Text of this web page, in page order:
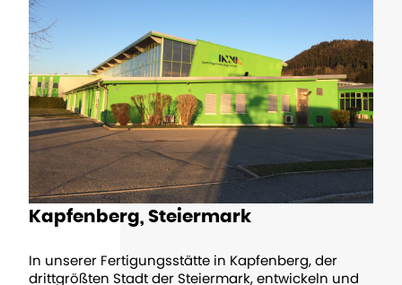
Kapfenberg, Steiermark
In unserer Fertigungsstätte in Kapfenberg, der
drittgrößten Stadt der Steiermark, entwickeln und